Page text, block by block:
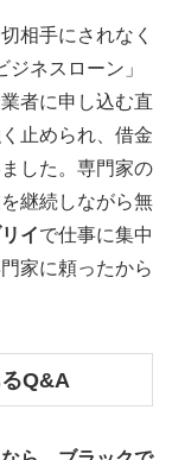
相手にされなく
ネスローン」
者に申し込む直
止められ、借金
した。専門家の
継続しながら無
イで仕事に集中
家に頼ったから
Q&A